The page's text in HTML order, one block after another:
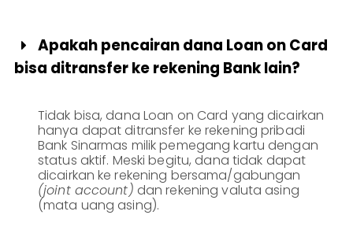

Apakah pencairan dana Loan on Card
bisa ditransfer ke rekening Bank lain?
Tidak bisa, dana Loan on Card yang dicairkan
hanya dapat ditransfer ke rekening pribadi
Bank Sinarmas milik pemegang kartu dengan
status aktif. Meski begitu, dana tidak dapat
dicairkan ke rekening bersama/gabungan
(joint account) dan rekening valuta asing
(mata uang asing).